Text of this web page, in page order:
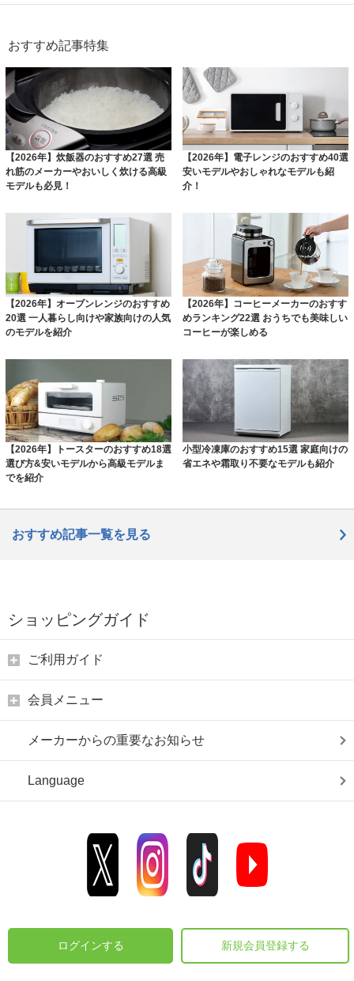
おすすめ記事特集
【2026年】炊飯器のおすすめ27選 売
れ筋のメーカーやおいしく炊ける高級
モデルも必見！
【2026年】電子レンジのおすすめ40選
安いモデルやおしゃれなモデルも紹
介！
【2026年】オーブンレンジのおすすめ
20選 一人暮らし向けや家族向けの人気
のモデルを紹介
【2026年】コーヒーメーカーのおすす
めランキング22選 おうちでも美味しい
コーヒーが楽しめる
【2026年】トースターのおすすめ18選
選び方&安いモデルから高級モデルま
でを紹介
小型冷凍庫のおすすめ15選 家庭向けの
省エネや霜取り不要なモデルも紹介
おすすめ記事一覧を見る
ショッピングガイド
ご利用ガイド
会員メニュー
メーカーからの重要なお知らせ
Language
ログインする 新規会員登録する